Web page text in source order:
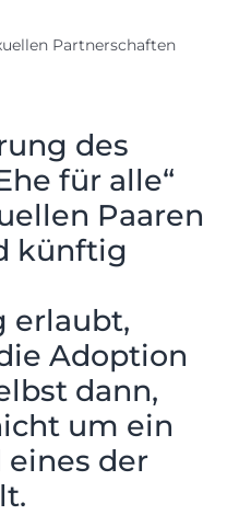
Partnerschaften
des
für alle“
Paaren
künftig
erlaubt,
Adoption
dann,
um ein
eines der